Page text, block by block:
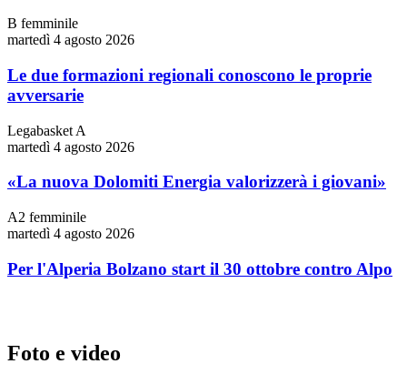
B femminile
martedì 4 agosto 2026
Le due formazioni regionali conoscono le proprie
avversarie
Legabasket A
martedì 4 agosto 2026
«La nuova Dolomiti Energia valorizzerà i giovani»
A2 femminile
martedì 4 agosto 2026
Per l'Alperia Bolzano start il 30 ottobre contro Alpo
Foto e video